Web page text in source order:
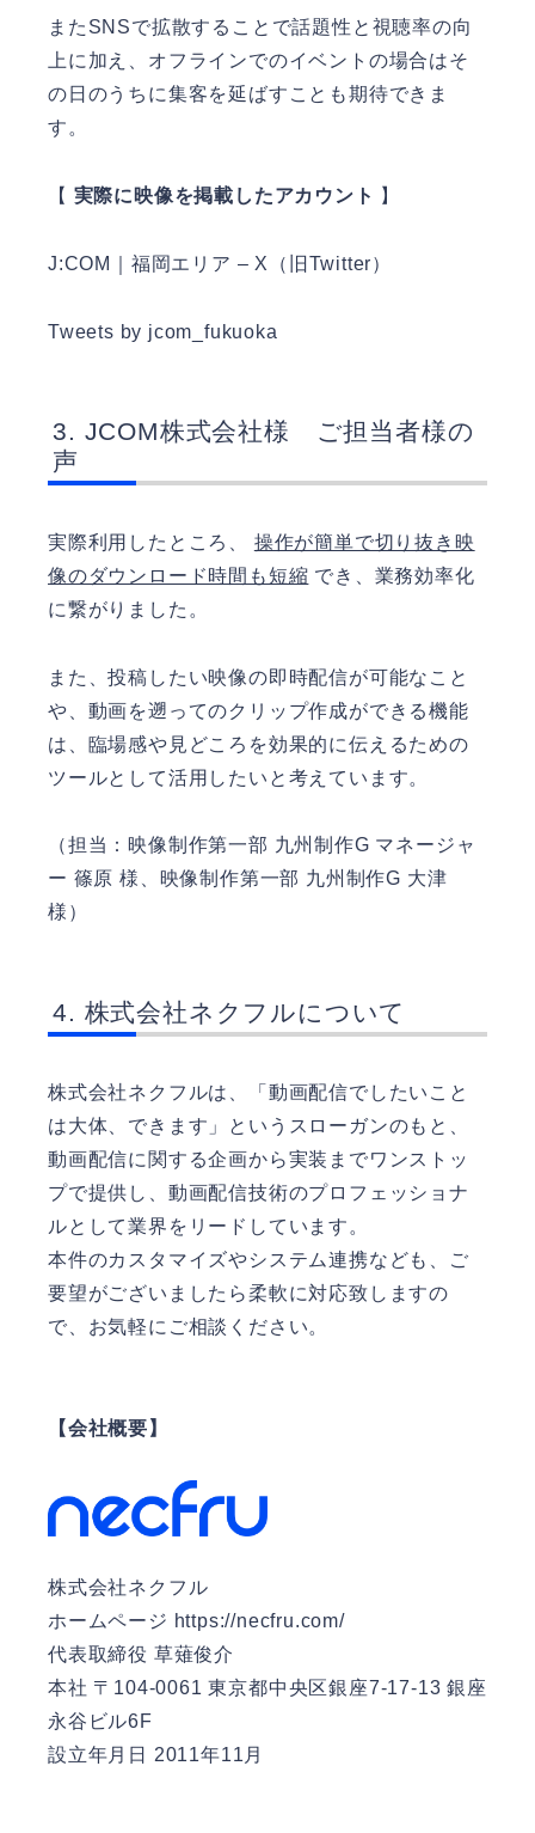
またSNSで拡散することで話題性と視聴率の向
上に加え、オフラインでのイベントの場合はそ
の日のうちに集客を延ばすことも期待できま
す。
【 実際に映像を掲載したアカウント 】
J:COM｜福岡エリア – X（旧Twitter）
Tweets by jcom_fukuoka
JCOM株式会社様 ご担当者様の
声
実際利用したところ、 操作が簡単で切り抜き映
像のダウンロード時間も短縮 でき、業務効率化
に繋がりました。
また、投稿したい映像の即時配信が可能なこと
や、動画を遡ってのクリップ作成ができる機能
は、臨場感や見どころを効果的に伝えるための
ツールとして活用したいと考えています。
（担当：映像制作第一部 九州制作G マネージャ
ー 篠原 様、映像制作第一部 九州制作G 大津
様）
株式会社ネクフルについて
株式会社ネクフルは、「動画配信でしたいこと
は大体、できます」というスローガンのもと、
動画配信に関する企画から実装までワンストッ
プで提供し、動画配信技術のプロフェッショナ
ルとして業界をリードしています。
本件のカスタマイズやシステム連携なども、ご
要望がございましたら柔軟に対応致しますの
で、お気軽にご相談ください。
【会社概要】
株式会社ネクフル
ホームページ https://necfru.com/
代表取締役 草薙俊介
本社 〒104-0061 東京都中央区銀座7-17-13 銀座
永谷ビル6F
設立年月日 2011年11月